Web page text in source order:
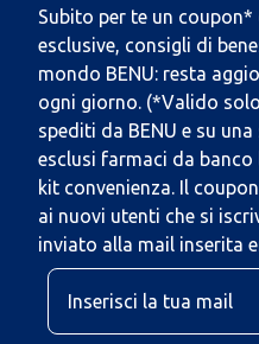
Subito per te un
esclusive, consigli di
mondo BENU: resta
ogni giorno. (*Valido
spediti da BENU e su
esclusi farmaci da
kit convenienza. Il
ai nuovi utenti che si
inviato alla mail inserita